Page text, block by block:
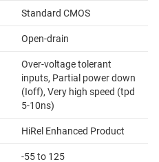
Standard CMOS
Open-drain
Over-voltage tolerant
inputs, Partial power down
(Ioff), Very high speed (tpd
5-10ns)
HiRel Enhanced Product
-55 to 125